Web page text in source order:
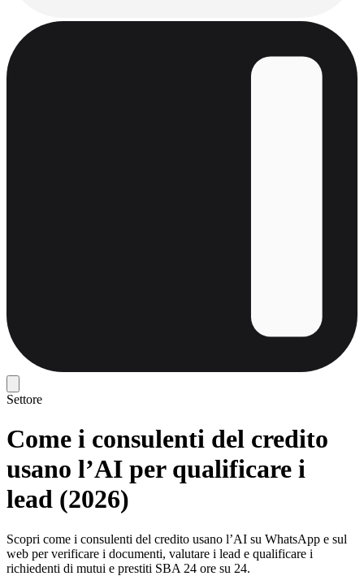
Settore
Come i consulenti del credito
usano l’AI per qualificare i
lead (2026)
Scopri come i consulenti del credito usano l’AI su WhatsApp e sul
web per verificare i documenti, valutare i lead e qualificare i
richiedenti di mutui e prestiti SBA 24 ore su 24.